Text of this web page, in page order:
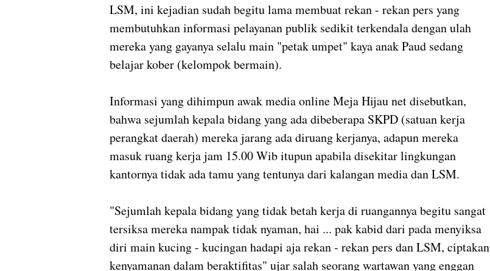
LSM, ini kejadian sudah begitu lama membuat rekan - rekan pers yang
membutuhkan informasi pelayanan publik sedikit terkendala dengan ulah
mereka yang gayanya selalu main "petak umpet" kaya anak Paud sedang
belajar kober (kelompok bermain).
Informasi yang dihimpun awak media online Meja Hijau net disebutkan,
bahwa sejumlah kepala bidang yang ada dibeberapa SKPD (satuan kerja
perangkat daerah) mereka jarang ada diruang kerjanya, adapun mereka
masuk ruang kerja jam 15.00 Wib itupun apabila disekitar lingkungan
kantornya tidak ada tamu yang tentunya dari kalangan media dan LSM.
"Sejumlah kepala bidang yang tidak betah kerja di ruangannya begitu sangat
tersiksa mereka nampak tidak nyaman, hai ... pak kabid dari pada menyiksa
diri main kucing - kucingan hadapi aja rekan - rekan pers dan LSM, ciptakan
kenyamanan dalam beraktifitas" ujar salah seorang wartawan yang enggan